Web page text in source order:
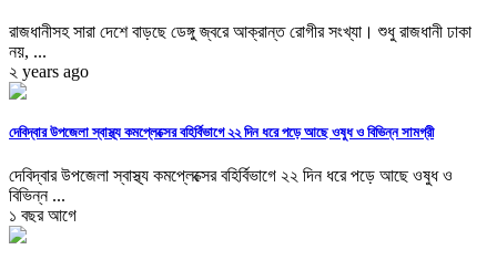
রাজধানীসহ সারা দেশে বাড়ছে ডেঙ্গু জ্বরে আক্রান্ত রোগীর সংখ্যা। শুধু রাজধানী ঢাকা
নয়, ...
২ years ago
দেবিদ্বার উপজেলা স্বাস্থ্য কমপ্লেক্সের বহির্বিভাগে ২২ দিন ধরে পড়ে আছে ওষুধ ও বিভিন্ন সামগ্রী
দেবিদ্বার উপজেলা স্বাস্থ্য কমপ্লেক্সের বহির্বিভাগে ২২ দিন ধরে পড়ে আছে ওষুধ ও
বিভিন্ন ...
১ বছর আগে